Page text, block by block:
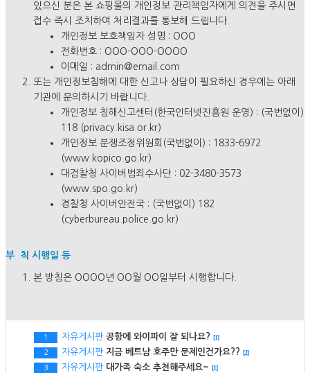
있으신 분은 본 쇼핑몰의 개인정보 관리책임자에게 의견을 주시면
접수 즉시 조치하여 처리결과를 통보해 드립니다.
개인정보 보호책임자 성명 : OOO
전화번호 : OOO-OOO-OOOO
이메일 : admin@email.com
또는 개인정보침해에 대한 신고나 상담이 필요하신 경우에는 아래
기관에 문의하시기 바랍니다.
개인정보 침해신고센터(한국인터넷진흥원 운영) : (국번없이)
118 (privacy.kisa.or.kr)
개인정보 분쟁조정위원회(국번없이) : 1833-6972
(www.kopico.go.kr)
대검찰청 사이버범죄수사단 : 02-3480-3573
(www.spo.go.kr)
경찰청 사이버안전국 : (국번없이) 182
(cyberbureau.police.go.kr)
부 칙 시행일 등
본 방침은 OOOO년 OO월 OO일부터 시행합니다.
1 자유게시판 공항에 와이파이 잘 되나요? [1]
2
자유게시판 지금 베트남 호주만 문제인건가요?? [2]
3
자유게시판 대가족 숙소 추천해주세요~ [1]